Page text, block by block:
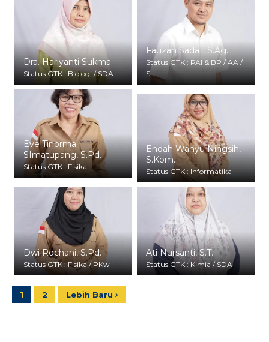
Dra. Hariyanti Sukma
Status GTK : Biologi / SDA
Fauzan Sadat, S.Ag.
Status GTK : PAI & BP / AA /
SI
Eve Tinorma
SImatupang, S.Pd.
Status GTK : Fisika
Epri Siswanti, S.Pd.
Status GTK : Bahasa
Indonesia
Endah Wahyu Ningsih,
S.Kom.
Status GTK : Informatika
Dwi Rochani, S.Pd.
Status GTK : Fisika / PKw
Ati Nursanti, S.T.
Status GTK : Kimia / SDA
1 2 Lebih Baru